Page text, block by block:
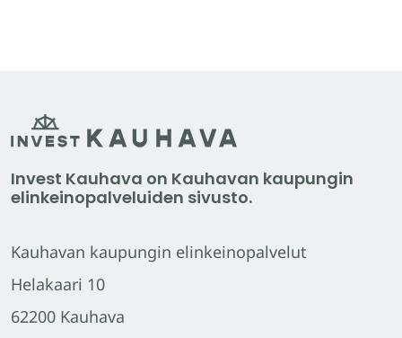
Invest Kauhava on Kauhavan kaupungin
elinkeinopalveluiden sivusto.
Kauhavan kaupungin elinkeinopalvelut
Helakaari 10
62200 Kauhava